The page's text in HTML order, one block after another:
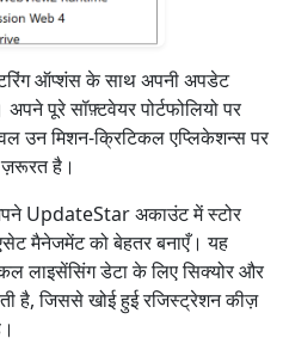
ऑप्शंस के साथ अपनी अपडेट
पूरे सॉफ़्टवेयर पोर्टफोलियो पर
उन मिशन-क्रिटिकल एप्लिकेशन्स पर
ज़रूरत है।
UpdateStar अकाउंट में स्टोर
मैनेजमेंट को बेहतर बनाएँ। यह
लाइसेंसिंग डेटा के लिए सिक्योर और
है, जिससे खोई हुई रजिस्ट्रेशन कीज़